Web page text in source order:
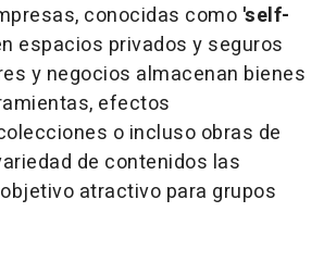
conocidas como 'self-
espacios privados y seguros
y negocios almacenan bienes
efectos
o incluso obras de
de contenidos las
atractivo para grupos